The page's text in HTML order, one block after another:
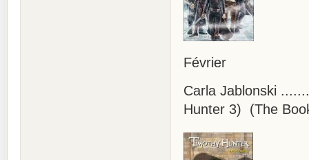
Février
Carla Jablonski
Hunter 3) (The